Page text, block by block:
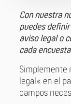
Con nuestra
puedes
aviso legal o
cada
Simplemente
legal« en el
campos